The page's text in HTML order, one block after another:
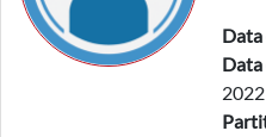
Data
Data
2022